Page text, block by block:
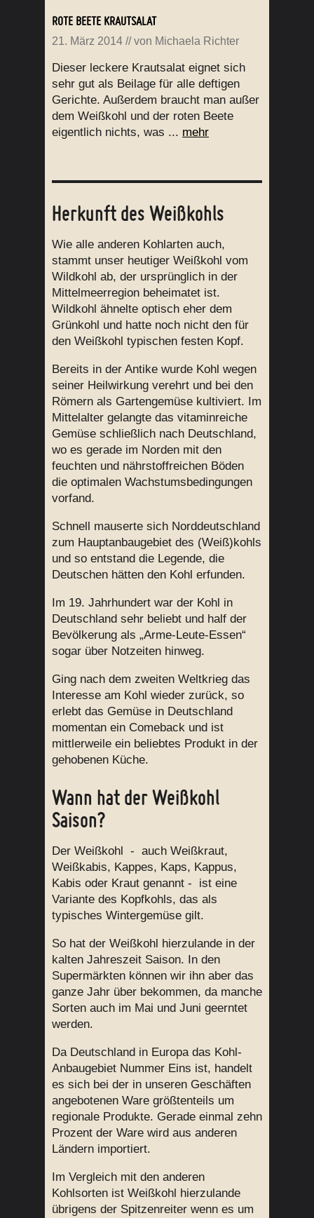
ROTE BEETE KRAUTSALAT
21. März 2014 // von Michaela Richter
Dieser leckere Krautsalat eignet sich
sehr gut als Beilage für alle deftigen
Gerichte. Außerdem braucht man außer
dem Weißkohl und der roten Beete
eigentlich nichts, was ... mehr
Herkunft des Weißkohls
Wie alle anderen Kohlarten auch,
stammt unser heutiger Weißkohl vom
Wildkohl ab, der ursprünglich in der
Mittelmeerregion beheimatet ist.
Wildkohl ähnelte optisch eher dem
Grünkohl und hatte noch nicht den für
den Weißkohl typischen festen Kopf.
Bereits in der Antike wurde Kohl wegen
seiner Heilwirkung verehrt und bei den
Römern als Gartengemüse kultiviert. Im
Mittelalter gelangte das vitaminreiche
Gemüse schließlich nach Deutschland,
wo es gerade im Norden mit den
feuchten und nährstoffreichen Böden
die optimalen Wachstumsbedingungen
vorfand.
Schnell mauserte sich Norddeutschland
zum Hauptanbaugebiet des (Weiß)kohls
und so entstand die Legende, die
Deutschen hätten den Kohl erfunden.
Im 19. Jahrhundert war der Kohl in
Deutschland sehr beliebt und half der
Bevölkerung als „Arme-Leute-Essen“
sogar über Notzeiten hinweg.
Ging nach dem zweiten Weltkrieg das
Interesse am Kohl wieder zurück, so
erlebt das Gemüse in Deutschland
momentan ein Comeback und ist
mittlerweile ein beliebtes Produkt in der
gehobenen Küche.
Wann hat der Weißkohl
Saison?
Der Weißkohl - auch Weißkraut,
Weißkabis, Kappes, Kaps, Kappus,
Kabis oder Kraut genannt - ist eine
Variante des Kopfkohls, das als
typisches Wintergemüse gilt.
So hat der Weißkohl hierzulande in der
kalten Jahreszeit Saison. In den
Supermärkten können wir ihn aber das
ganze Jahr über bekommen, da manche
Sorten auch im Mai und Juni geerntet
werden.
Da Deutschland in Europa das Kohl-
Anbaugebiet Nummer Eins ist, handelt
es sich bei der in unseren Geschäften
angebotenen Ware größtenteils um
regionale Produkte. Gerade einmal zehn
Prozent der Ware wird aus anderen
Ländern importiert.
Im Vergleich mit den anderen
Kohlsorten ist Weißkohl hierzulande
übrigens der Spitzenreiter wenn es um